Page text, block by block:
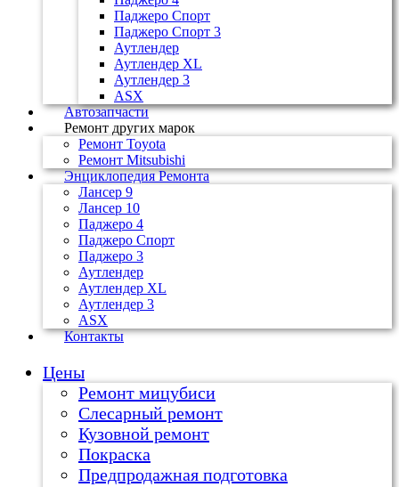
Паджеро Спорт
Паджеро Спорт 3
Аутлендер
Аутлендер ХL
Аутлендер 3
ASX
Автозапчасти
Ремонт других марок
Ремонт Toyota
Ремонт Mitsubishi
Энциклопедия Ремонта
Лансер 9
Лансер 10
Паджеро 4
Паджеро Спорт
Паджеро 3
Аутлендер
Аутлендер ХL
Аутлендер 3
ASX
Контакты
Цены
Ремонт мицубиси
Слесарный ремонт
Кузовной ремонт
Покраска
Предпродажная подготовка